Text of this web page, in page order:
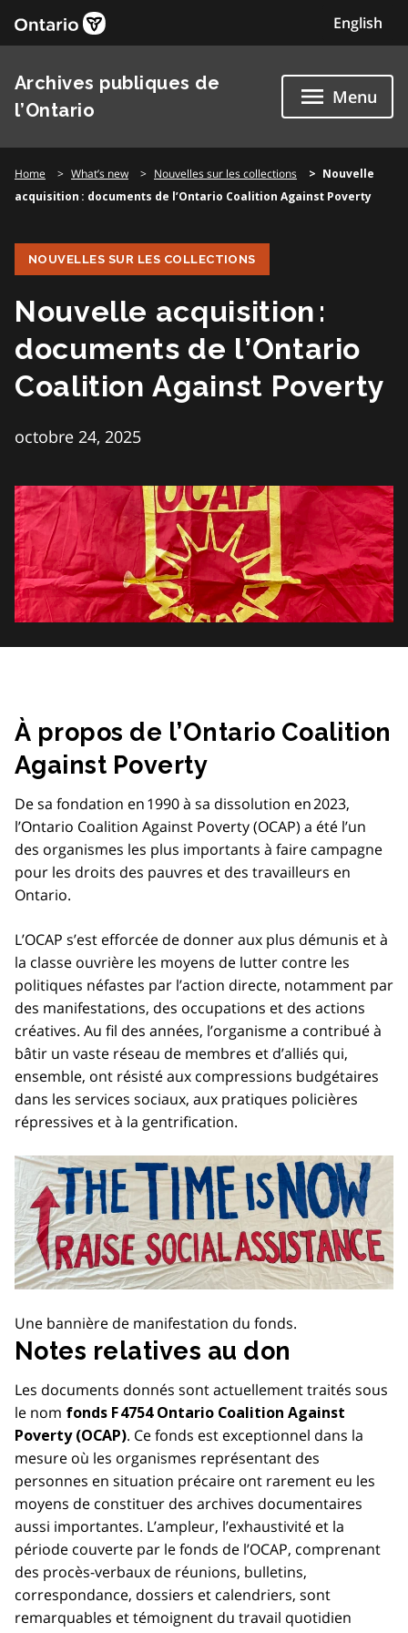
English
Archives publiques de
l’Ontario
Menu
Home What’s new Nouvelles sur les collections
Nouvelle
acquisition : documents de l’Ontario Coalition Against Poverty
NOUVELLES SUR LES COLLECTIONS
Nouvelle acquisition :
documents de l’Ontario
Coalition Against Poverty
octobre 24, 2025
À propos de l’Ontario Coalition
Against Poverty
De sa fondation en 1990 à sa dissolution en 2023,
l’Ontario Coalition Against Poverty (OCAP) a été l’un
des organismes les plus importants à faire campagne
pour les droits des pauvres et des travailleurs en
Ontario.
L’OCAP s’est efforcée de donner aux plus démunis et à
la classe ouvrière les moyens de lutter contre les
politiques néfastes par l’action directe, notamment par
des manifestations, des occupations et des actions
créatives. Au fil des années, l’organisme a contribué à
bâtir un vaste réseau de membres et d’alliés qui,
ensemble, ont résisté aux compressions budgétaires
dans les services sociaux, aux pratiques policières
répressives et à la gentrification.
Une bannière de manifestation du fonds.
Notes relatives au don
Les documents donnés sont actuellement traités sous
le nom fonds F 4754 Ontario Coalition Against
Poverty (OCAP). Ce fonds est exceptionnel dans la
mesure où les organismes représentant des
personnes en situation précaire ont rarement eu les
moyens de constituer des archives documentaires
aussi importantes. L’ampleur, l’exhaustivité et la
période couverte par le fonds de l’OCAP, comprenant
des procès-verbaux de réunions, bulletins,
correspondance, dossiers et calendriers, sont
remarquables et témoignent du travail quotidien